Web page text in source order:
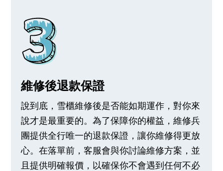
維修後退款保證
說到底，雪櫃維修後是否能如期運作，對你來
說才是最重要的。為了保障你的權益，維修兵
團提供全行唯一的退款保證，讓你維修得更放
心。在落單前，客服會與你討論維修方案，並
且提供明確報價，以確保你不會遇到任何不必